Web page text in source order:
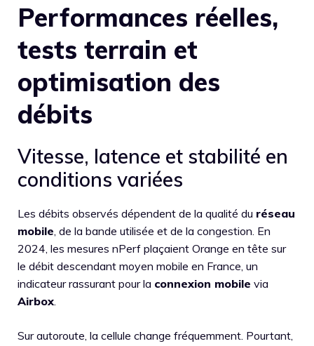
Performances réelles,
tests terrain et
optimisation des
débits
Vitesse, latence et stabilité en
conditions variées
Les débits observés dépendent de la qualité du réseau
mobile , de la bande utilisée et de la congestion. En
2024, les mesures nPerf plaçaient Orange en tête sur
le débit descendant moyen mobile en France, un
indicateur rassurant pour la connexion mobile via
Airbox
Sur autoroute, la cellule change fréquemment. Pourtant,